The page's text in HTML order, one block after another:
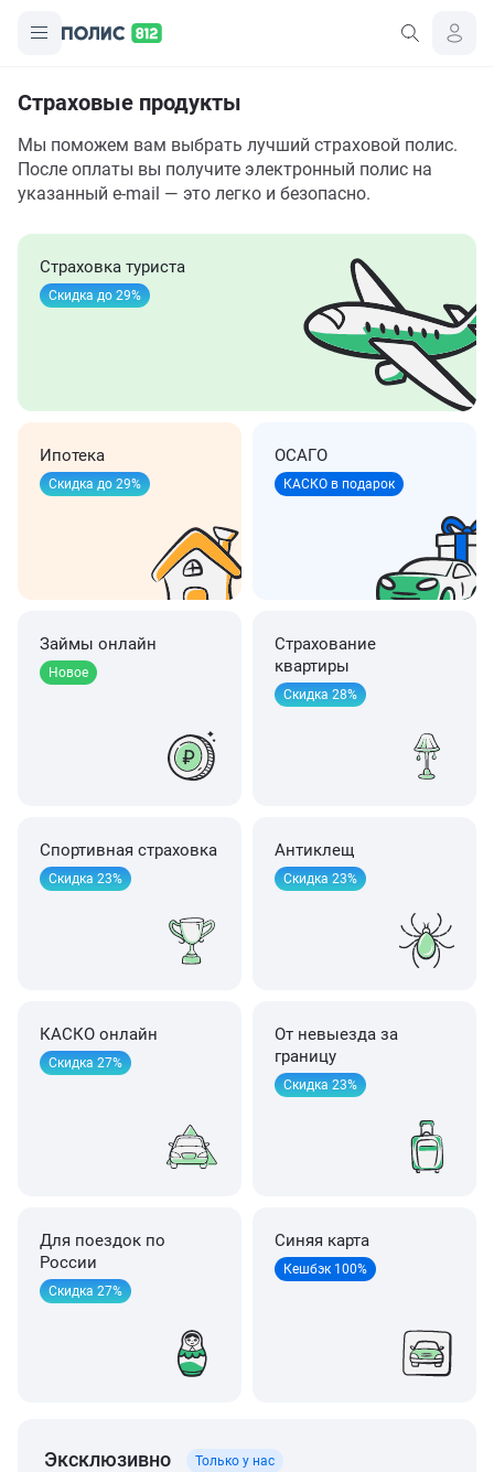
Страховые продукты
Мы поможем вам выбрать лучший страховой полис.
После оплаты вы получите электронный полис на
указанный e-mail — это легко и безопасно.
Страховка туриста
Скидка до 29%
Займы онлайн
Новое
Страхование
квартиры
Скидка 28%
От невыезда за
границу
Скидка 23%
Для поездок по
России
Скидка 27%
Ипотека
Скидка до 29%
ОСАГО
КАСКО в подарок
Спортивная страховка
Скидка 23%
Антиклещ
Скидка 23%
Синяя карта
Кешбэк 100%
КАСКО онлайн
Скидка 27%
Эксклюзивно Только у нас